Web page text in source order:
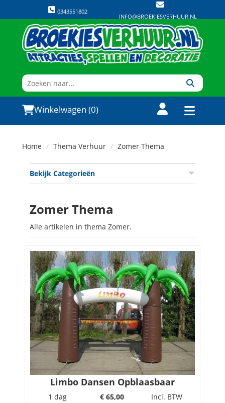
0343551802
INFO@BROEKIESVERHUUR.NL
Winkelwagen (0)
Home Thema Verhuur Zomer Thema
Bekijk Categorieën
Zomer Thema
Alle artikelen in thema Zomer.
Limbo Dansen Opblaasbaar
1 dag € 65,00
Incl. BTW